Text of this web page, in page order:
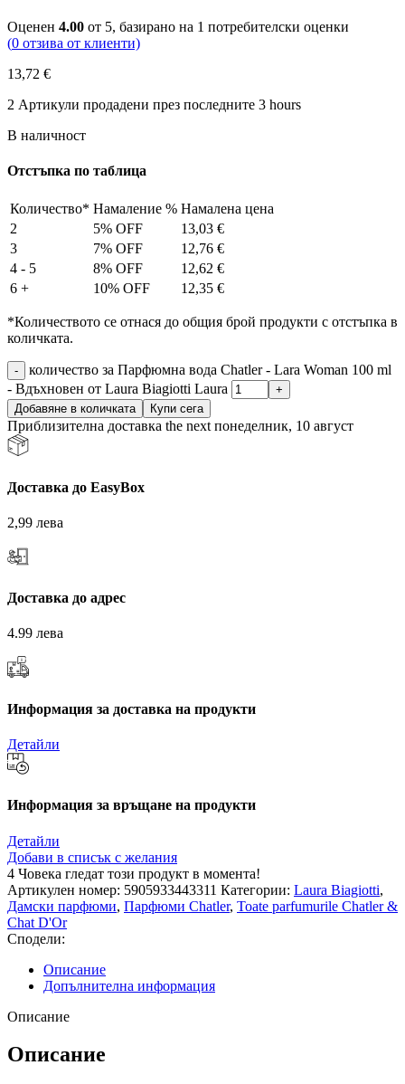
Оценен 4.00 от 5, базирано на 1 потребителски оценки
(0 отзива от клиенти)
13,72 €
2 Артикули продадени през последните 3 hours
В наличност
Отстъпка по таблица
Количество* Намаление % Намалена цена
2
5% OFF 13,03 €
3
7% OFF 12,76 €
4 - 5
8% OFF 12,62 €
6 +
10% OFF 12,35 €
*Количеството се отнася до общия брой продукти с отстъпка в
количката.
количество за Парфюмна вода Chatler - Lara Woman 100 ml
- Вдъхновен от Laura Biagiotti Laura
Добавяне в количката Купи сега
Приблизителна доставка the next понеделник, 10 август
Доставка до EasyBox
2,99 лева
Доставка до адрес
4.99 лева
Информация за доставка на продукти
Детайли
Информация за връщане на продукти
Детайли
Добави в списък с желания
4 Човека гледат този продукт в момента!
Артикулен номер: 5905933443311 Категории: Laura Biagiotti,
Дамски парфюми, Парфюми Chatler, Toate parfumurile Chatler &
Chat D'Or
Сподели:
Описание
Допълнителна информация
Описание
Описание